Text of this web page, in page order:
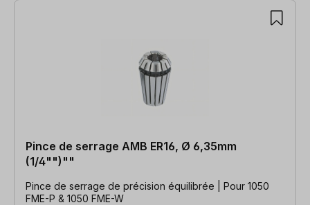
Pince de serrage AMB ER16, Ø 6,35mm
(1/4"")""
Pince de serrage de précision équilibrée | Pour 1050
FME-P & 1050 FME-W